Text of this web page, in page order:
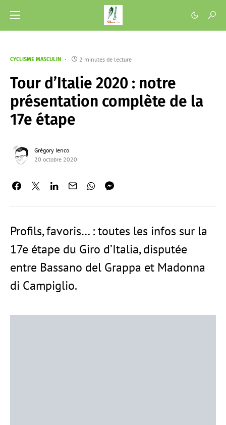
CYCLISME MASCULIN 2 minutes de lecture
Tour d’Italie 2020 : notre
présentation complète de la
17e étape
Grégory Ienco
20 octobre 2020
Profils, favoris… : toutes les infos sur la
17e étape du Giro d’Italia, disputée
entre Bassano del Grappa et Madonna
di Campiglio.